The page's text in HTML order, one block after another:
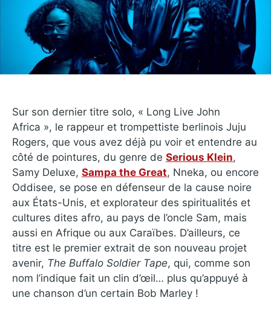
Sur son dernier titre solo, « Long Live John
Africa », le rappeur et trompettiste berlinois Juju
Rogers, que vous avez déjà pu voir et entendre au
côté de pointures, du genre de Serious Klein,
Samy Deluxe, Sampa the Great, Nneka, ou encore
Oddisee, se pose en défenseur de la cause noire
aux États-Unis, et explorateur des spiritualités et
cultures dites afro, au pays de l’oncle Sam, mais
aussi en Afrique ou aux Caraïbes. D’ailleurs, ce
titre est le premier extrait de son nouveau projet
avenir, The Buffalo Soldier Tape, qui, comme son
nom l’indique fait un clin d’œil… plus qu’appuyé à
une chanson d’un certain Bob Marley !